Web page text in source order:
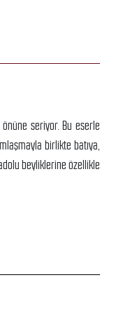
seriyor. Bu eserle
birlikte batıya,
beyliklerine özellikle